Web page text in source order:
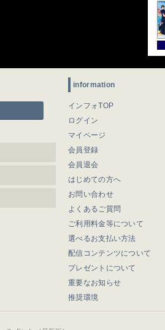
information
インフォTOP
ログイン
マイページ
会員登録
会員退会
はじめての方へ
お問い合わせ
よくあるご質問
ご利用料金等について
選べるお支払い方法
配信コンテンツについて
プレゼントについて
重要なお知らせ
推奨環境